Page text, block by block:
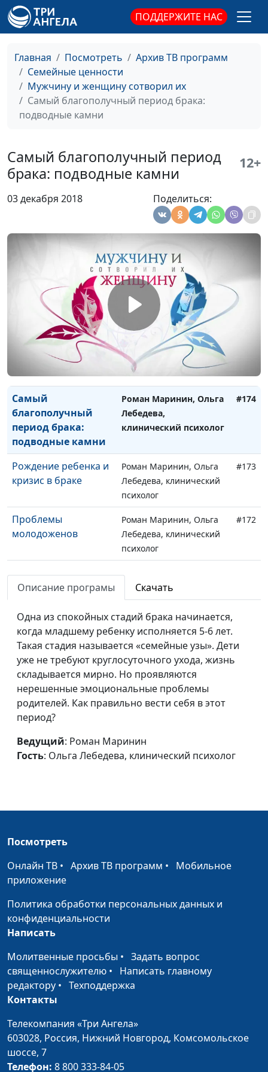
ПОДДЕРЖИТЕ НАС
Главная Посмотреть
Архив ТВ программ
Семейные ценности
Мужчину и женщину сотворил их
Самый благополучный период брака:
подводные камни
Самый благополучный период
брака: подводные камни
12+
03 декабря 2018 Поделиться:
Как пережить
Роман Маринин, Ольга
психолог
#181
Отношения в браке:
чего мы от них
ждем?
Роман Маринин, Ольга
Лебедева, клинический
психолог
психолог
Конфликты в семье
(вторая часть)
Лебедева, клинический
психолог
Конфликты в семье
(первая часть)
Роман Маринин, Ольга
Лебедева, клинический
психолог
Золотая пора брака
Роман Маринин, Ольга
Лебедева, клинический
психолог
#176
Опустевшее гнездо:
когда дети выросли
Роман Маринин, Ольга
Лебедева, клинический
психолог
Самый
благополучный
период брака:
подводные камни
Роман Маринин, Ольга
Лебедева,
клинический психолог
#174
Рождение ребенка и
кризис в браке
Роман Маринин, Ольга
Лебедева, клинический
психолог
#173
Проблемы
молодоженов
Роман Маринин, Ольга
Лебедева, клинический
психолог
#172
Как выбрать
супруга?
Роман Маринин, Ольга
Лебедева, клинический
психолог
Стадии брака: зачем
о них знать?
Роман Маринин, Ольга
Лебедева, клинический
Интимная жизнь и
духовность
Александр Сахаров,
Людмила Верлан,
психолог, консультант по
Как поддерживать в
отношениях
Александр Сахаров,
Людмила Верлан,
Как создать
отношениях?
Александр Сахаров,
#167
Смотреть порно -
психолог, консультант по
семейному
насилию?
Людмила Верлан,
психолог, консультант по
семейным отношениям
Сексуальная жизнь
после пятидесяти
психолог, консультант по
Описание програмы Скачать
Одна из спокойных стадий брака начинается,
когда младшему ребенку исполняется 5-6 лет.
Такая стадия называется «семейные узы». Дети
уже не требуют круглосуточного ухода, жизнь
складывается мирно. Но проявляются
нерешенные эмоциональные проблемы
родителей. Как правильно вести себя в этот
период?
Ведущий: Роман Маринин
Гость: Ольга Лебедева, клинический психолог
Посмотреть
Онлайн ТВ • Архив ТВ программ • Мобильное
приложение
Политика обработки персональных данных и
конфиденциальности
Написать
Молитвенные просьбы • Задать вопрос
священнослужителю • Написать главному
редактору • Техподдержка
Контакты
Телекомпания «Три Ангела»
603028, Россия, Нижний Новгород, Комсомольское
шоссе, 7
Телефон: 8 800 333-84-05